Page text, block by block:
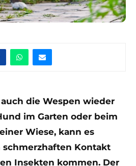
die Wespen wieder
im Garten oder beim
Wiese, kann es
schmerzhaften Kontakt
Insekten kommen. Der